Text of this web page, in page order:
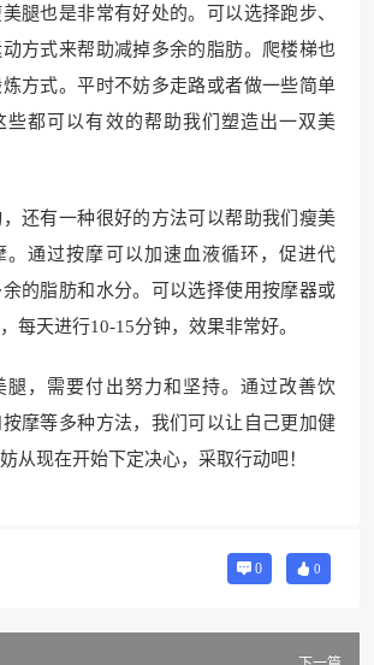
腿也是非常有好处的。可以选择跑步、
方式来帮助减掉多余的脂肪。爬楼梯也
方式。平时不妨多走路或者做一些简单
些都可以有效的帮助我们塑造出一双美
还有一种很好的方法可以帮助我们瘦美
。通过按摩可以加速血液循环，促进代
的脂肪和水分。可以选择使用按摩器或
每天进行10-15分钟，效果非常好。
腿，需要付出努力和坚持。通过改善饮
摩等多种方法，我们可以让自己更加健
从现在开始下定决心，采取行动吧！
0 0